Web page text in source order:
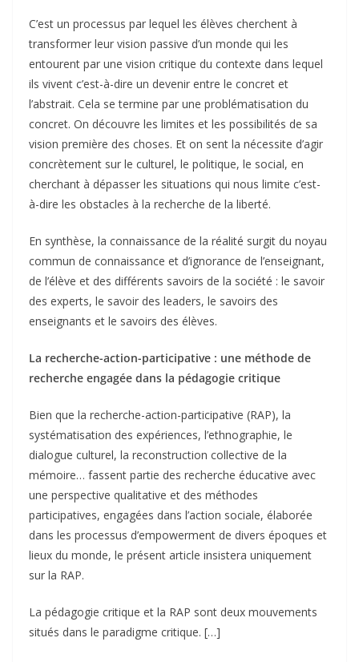
C’est un processus par lequel les élèves cherchent à
transformer leur vision passive d’un monde qui les
entourent par une vision critique du contexte dans lequel
ils vivent c’est-à-dire un devenir entre le concret et
l’abstrait. Cela se termine par une problématisation du
concret. On découvre les limites et les possibilités de sa
vision première des choses. Et on sent la nécessite d’agir
concrètement sur le culturel, le politique, le social, en
cherchant à dépasser les situations qui nous limite c’est-
à-dire les obstacles à la recherche de la liberté.
En synthèse, la connaissance de la réalité surgit du noyau
commun de connaissance et d’ignorance de l’enseignant,
de l’élève et des différents savoirs de la société : le savoir
des experts, le savoir des leaders, le savoirs des
enseignants et le savoirs des élèves.
La recherche-action-participative : une méthode de
recherche engagée dans la pédagogie critique
Bien que la recherche-action-participative (RAP), la
systématisation des expériences, l’ethnographie, le
dialogue culturel, la reconstruction collective de la
mémoire… fassent partie des recherche éducative avec
une perspective qualitative et des méthodes
participatives, engagées dans l’action sociale, élaborée
dans les processus d’empowerment de divers époques et
lieux du monde, le présent article insistera uniquement
sur la RAP.
La pédagogie critique et la RAP sont deux mouvements
situés dans le paradigme critique. […]